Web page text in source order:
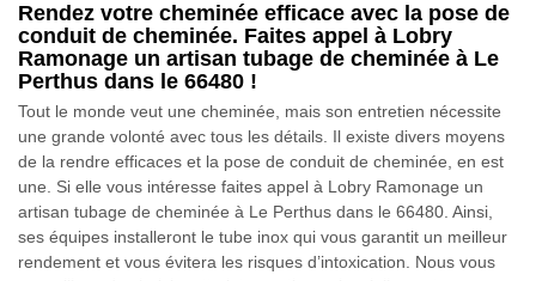
Rendez votre cheminée efficace avec la pose de
conduit de cheminée. Faites appel à Lobry
Ramonage un artisan tubage de cheminée à Le
Perthus dans le 66480 !
Tout le monde veut une cheminée, mais son entretien nécessite
une grande volonté avec tous les détails. Il existe divers moyens
de la rendre efficaces et la pose de conduit de cheminée, en est
une. Si elle vous intéresse faites appel à Lobry Ramonage un
artisan tubage de cheminée à Le Perthus dans le 66480. Ainsi,
ses équipes installeront le tube inox qui vous garantit un meilleur
rendement et vous évitera les risques d’intoxication. Nous vous